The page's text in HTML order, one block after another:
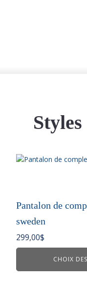
Pantalon de
sweden
299,00$
CHOIX
Ce
variations.
options
peuvent
être
sur